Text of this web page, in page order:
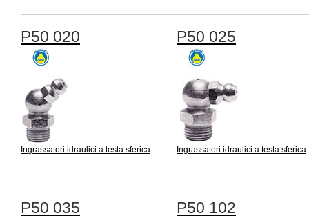
P50 020
Ingrassatori idraulici a testa sferica
P50 025
Ingrassatori idraulici a testa sferica
P50 035 P50 102